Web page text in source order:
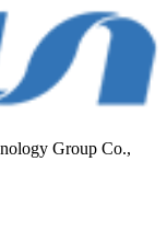
Group Co.,